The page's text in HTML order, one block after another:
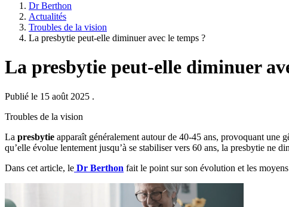
Dr Berthon
Actualités
Troubles de la vision
La presbytie peut-elle diminuer avec le temps ?
La presbytie peut-elle diminuer
Publié le 15 août 2025 .
Troubles de la vision
La presbytie apparaît généralement autour de 40-45 ans, provoquant une
qu’elle évolue lentement jusqu’à se stabiliser vers 60 ans, la presbytie ne
Dans cet article, le Dr Berthon fait le point sur son évolution et les